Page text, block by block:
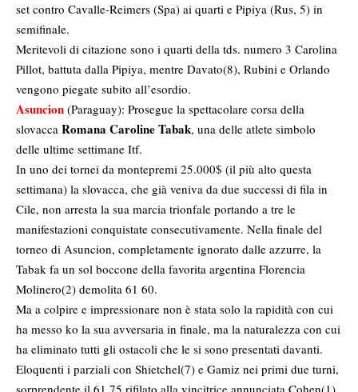
set contro Cavalle-Reimers (Spa) ai quarti e Pipiya (Rus, 5) in
semifinale.
Meritevoli di citazione sono i quarti della tds. numero 3 Carolina
Pillot, battuta dalla Pipiya, mentre Davato(8), Rubini e Orlando
vengono piegate subito all’esordio.
Asuncion (Paraguay): Prosegue la spettacolare corsa della
slovacca Romana Caroline Tabak, una delle atlete simbolo
delle ultime settimane Itf.
In uno dei tornei da montepremi 25.000$ (il più alto questa
settimana) la slovacca, che già veniva da due successi di fila in
Cile, non arresta la sua marcia trionfale portando a tre le
manifestazioni conquistate consecutivamente. Nella finale del
torneo di Asuncion, completamente ignorato dalle azzurre, la
Tabak fa un sol boccone della favorita argentina Florencia
Molinero(2) demolita 61 60.
Ma a colpire e impressionare non è stata solo la rapidità con cui
ha messo ko la sua avversaria in finale, ma la naturalezza con cui
ha eliminato tutti gli ostacoli che le si sono presentati davanti.
Eloquenti i parziali con Shietchel(7) e Gamiz nei primi due turni,